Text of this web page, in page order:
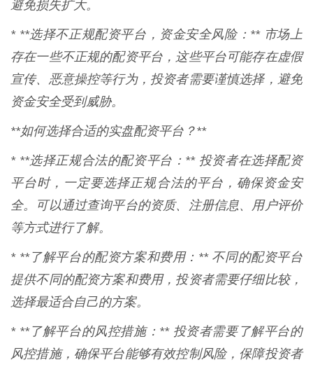
避免损失扩大。
* **选择不正规配资平台，资金安全风险：** 市场上
存在一些不正规的配资平台，这些平台可能存在虚假
宣传、恶意操控等行为，投资者需要谨慎选择，避免
资金安全受到威胁。
**如何选择合适的实盘配资平台？**
* **选择正规合法的配资平台：** 投资者在选择配资
平台时，一定要选择正规合法的平台，确保资金安
全。可以通过查询平台的资质、注册信息、用户评价
等方式进行了解。
* **了解平台的配资方案和费用：** 不同的配资平台
提供不同的配资方案和费用，投资者需要仔细比较，
选择最适合自己的方案。
* **了解平台的风控措施：** 投资者需要了解平台的
风控措施，确保平台能够有效控制风险，保障投资者